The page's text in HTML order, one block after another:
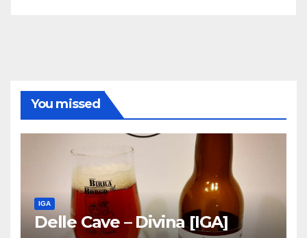
You missed
IGA
Delle Cave – Divina [IGA]